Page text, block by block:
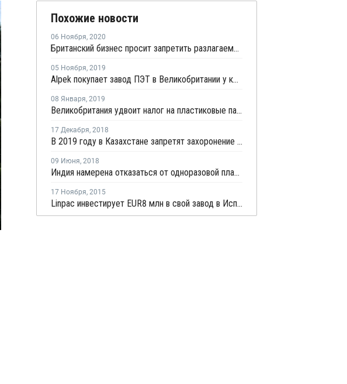
Похожие новости
06 Ноября, 2020
Британский бизнес просит запретить разлагаемые полимеры в стране
05 Ноября, 2019
Alpek покупает завод ПЭТ в Великобритании у компании Lotte Chemical
08 Января, 2019
Великобритания удвоит налог на пластиковые пакеты
17 Декабря, 2018
В 2019 году в Казахстане запретят захоронение пластмассы
09 Июня, 2018
Индия намерена отказаться от одноразовой пластиковой упаковки к 2022 году
17 Ноября, 2015
Linpac инвестирует EUR8 млн в свой завод в Испании